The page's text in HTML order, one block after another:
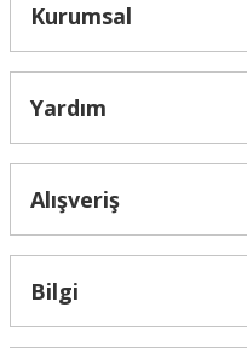
Kurumsal
Yardım
Alışveriş
Bilgi